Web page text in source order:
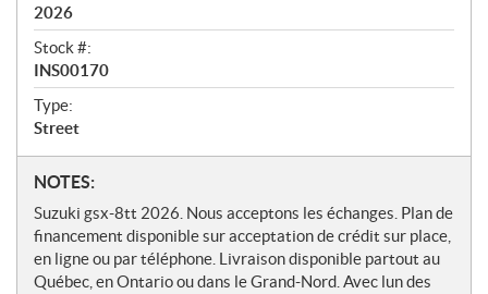
2026
Stock #:
INS00170
Type:
Street
N
o
t
e
s
NOTES:
Suzuki gsx-8tt 2026. Nous acceptons les échanges. Plan de
financement disponible sur acceptation de crédit sur place,
en ligne ou par téléphone. Livraison disponible partout au
Québec, en Ontario ou dans le Grand-Nord. Avec lun des